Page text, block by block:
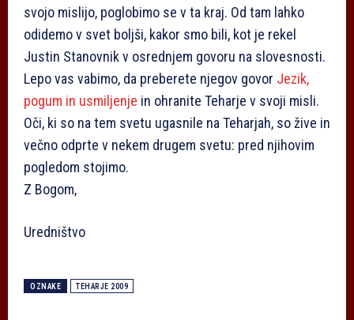
svojo mislijo, poglobimo se v ta kraj. Od tam lahko
odidemo v svet boljši, kakor smo bili, kot je rekel
Justin Stanovnik v osrednjem govoru na slovesnosti.
Lepo vas vabimo, da preberete njegov govor Jezik,
pogum in usmiljenje in ohranite Teharje v svoji misli.
Oči, ki so na tem svetu ugasnile na Teharjah, so žive in
večno odprte v nekem drugem svetu: pred njihovim
pogledom stojimo.
Z Bogom,
Uredništvo
OZNAKE TEHARJE 2009